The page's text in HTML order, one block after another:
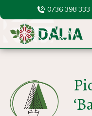
0736 398 333